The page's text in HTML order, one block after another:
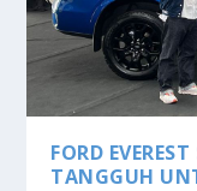
FORD
TANGGUH